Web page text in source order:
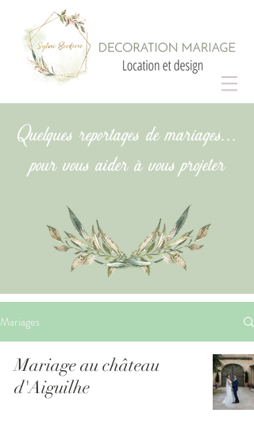
Quelques reportages de mariages...
pour vous aider à vous projeter
Mariages
Mariage au château
d'Aiguilhe